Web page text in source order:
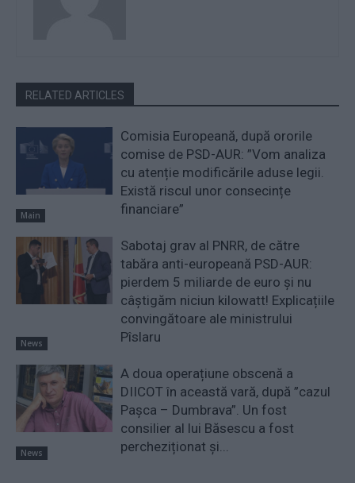
RELATED ARTICLES
Main
Comisia Europeană, după ororile
comise de PSD-AUR: ”Vom analiza
cu atenție modificările aduse legii.
Există riscul unor consecințe
financiare”
News
Sabotaj grav al PNRR, de către
tabăra anti-europeană PSD-AUR:
pierdem 5 miliarde de euro și nu
câștigăm niciun kilowatt! Explicațiile
convingătoare ale ministrului
Pîslaru
News
A doua operațiune obscenă a
DIICOT în această vară, după ”cazul
Pașca – Dumbrava”. Un fost
consilier al lui Băsescu a fost
percheziționat și...